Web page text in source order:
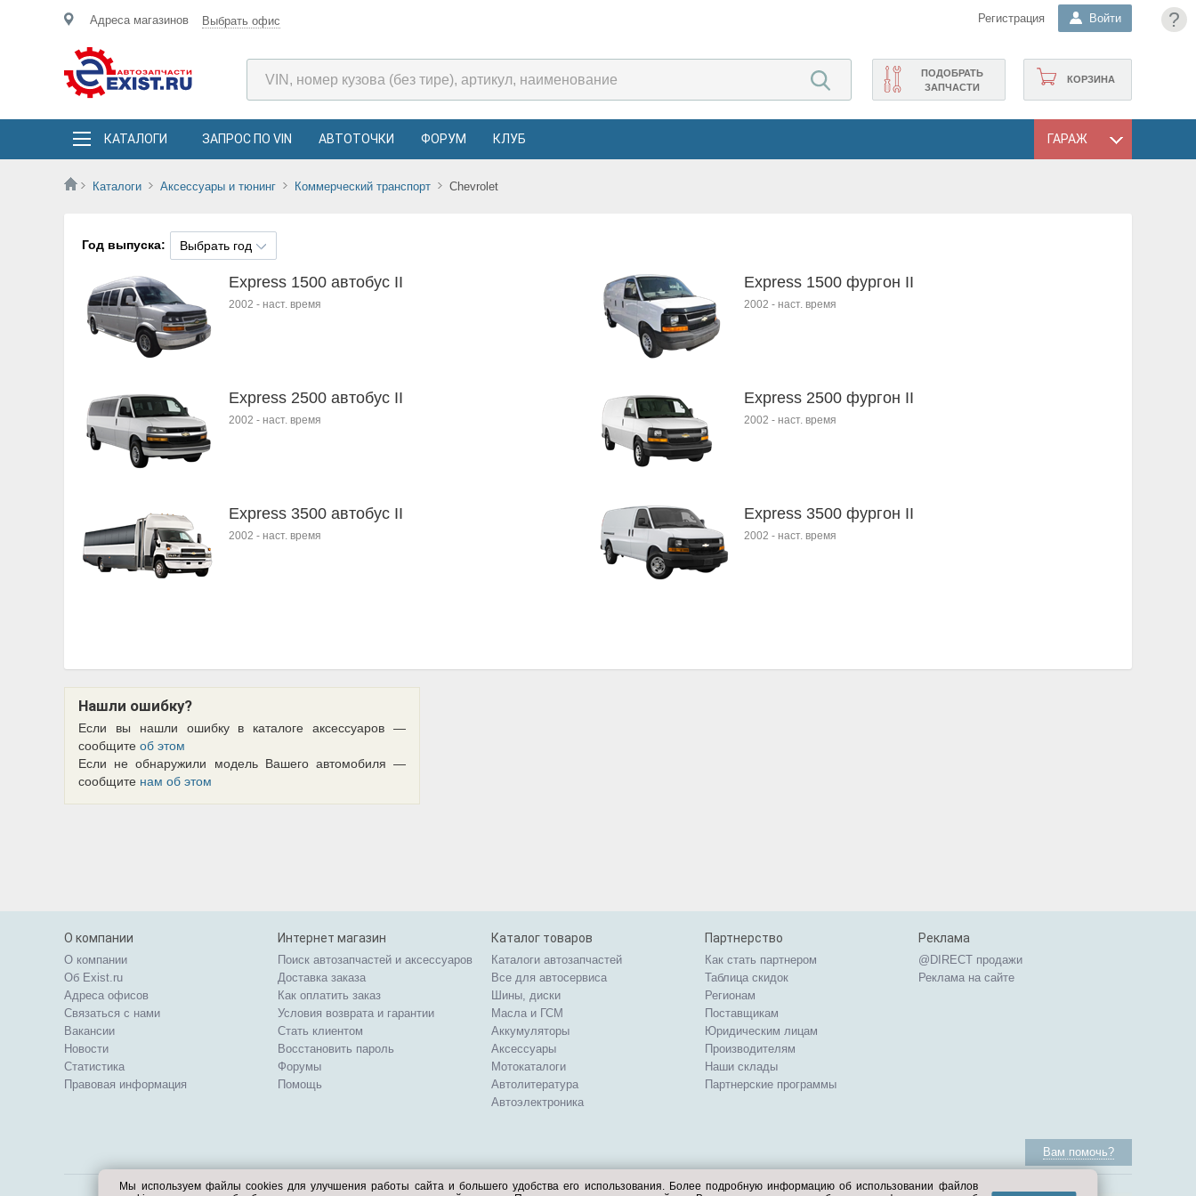
?
Адреса магазинов Выбрать офис Регистрация Войти
КОРЗИНА
ПОДОБРАТЬ
ЗАПЧАСТИ
КАТАЛОГИ ЗАПРОС ПО VIN АВТОТОЧКИ ФОРУМ КЛУБ ГАРАЖ
Каталоги Аксессуары и тюнинг Коммерческий транспорт Chevrolet
Год выпуска: Выбрать год
Express 1500 автобус II
2002 - наст. время
Express 1500 фургон II
2002 - наст. время
Express 2500 автобус II
2002 - наст. время
Express 2500 фургон II
2002 - наст. время
Express 3500 автобус II
2002 - наст. время
Express 3500 фургон II
2002 - наст. время
Нашли ошибку?
Если вы нашли ошибку в каталоге аксессуаров —
сообщите об этом
Если не обнаружили модель Вашего автомобиля —
сообщите нам об этом
О компании
О компании
Об Exist.ru
Адреса офисов
Связаться с нами
Вакансии
Новости
Статистика
Правовая информация
Интернет магазин
Поиск автозапчастей и аксессуаров
Доставка заказа
Как оплатить заказ
Условия возврата и гарантии
Стать клиентом
Восстановить пароль
Форумы
Помощь
Каталог товаров
Каталоги автозапчастей
Все для автосервиса
Шины, диски
Масла и ГСМ
Аккумуляторы
Аксессуары
Мотокаталоги
Автолитература
Автоэлектроника
Партнерство
Как стать партнером
Таблица скидок
Регионам
Поставщикам
Юридическим лицам
Производителям
Наши склады
Партнерские программы
Реклама
@DIRECT продажи
Реклама на сайте
Вам помочь?
Мы используем файлы cookies для улучшения работы сайта и большего удобства его использования. Более подробную информацию об использовании файлов